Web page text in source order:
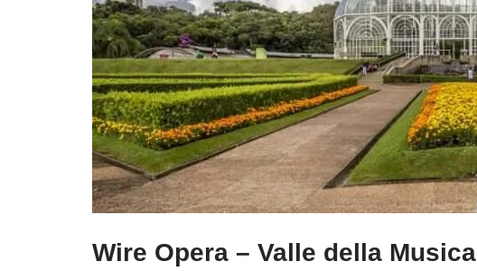
Wire Opera – Valle della Musica